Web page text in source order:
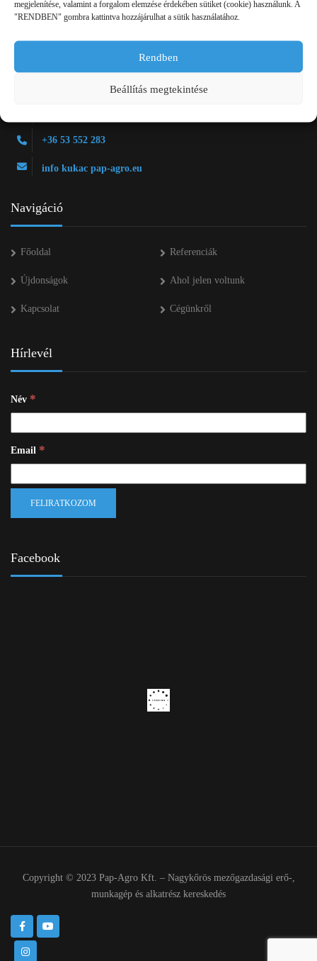
megjelenítése, valamint a forgalom elemzése érdekében sütiket (cookie) használunk. A
"RENDBEN" gombra kattintva hozzájárulhat a sütik használatához.
Rendben
Beállítás megtekintése
2750 Nagykőrös Alsójárás d. 1/a
+36 53 552 283
info kukac pap-agro.eu
Navigáció
Főoldal Referenciák
Újdonságok Ahol jelen voltunk
Kapcsolat Cégünkről
Hírlevél
Név *
Email *
Facebook
Copyright © 2023 Pap-Agro Kft. – Nagykőrös mezőgazdasági erő-,
munkagép és alkatrész kereskedés